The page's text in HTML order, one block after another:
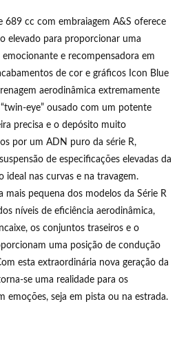
689 cc com embraiagem A&S oferece
elevado para proporcionar uma
e recompensadora em
de cor e gráficos Icon Blue
aerodinâmica extremamente
eye” ousado com um potente
precisa e o depósito muito
por um ADN puro da série R,
de especificações elevadas da
ideal nas curvas e na travagem.
mais pequena dos modelos da Série R
níveis de eficiência aerodinâmica,
os conjuntos traseiros e o
uma posição de condução
esta extraordinária nova geração da
se uma realidade para os
emoções, seja em pista ou na estrada.